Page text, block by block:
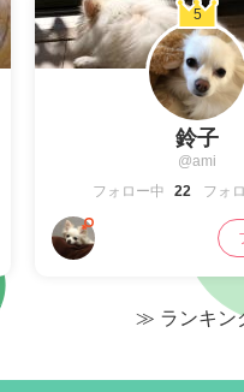
5
鈴子
@ami
フォロー中
22 フォ
≫ ランキン